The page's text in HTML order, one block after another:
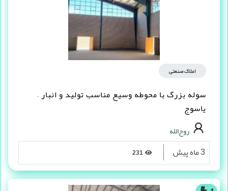
املاک صنعتی
سوله بزرگ با محوطه وسیع مناسب تولید و انبار –
یاسوج
روح‌الله
3 ماه پیش